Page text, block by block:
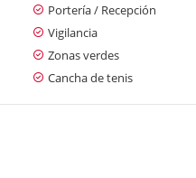
Portería / Recepción
Vigilancia
Zonas verdes
Cancha de tenis